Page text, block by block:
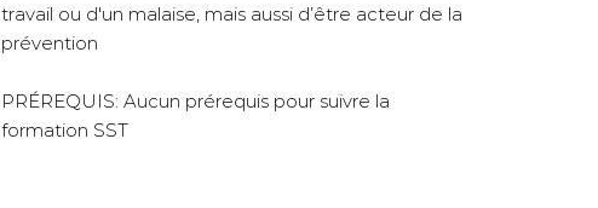
travail ou d'un malaise, mais aussi d’être acteur de la
prévention
PRÉREQUIS: Aucun prérequis pour suivre la
formation SST